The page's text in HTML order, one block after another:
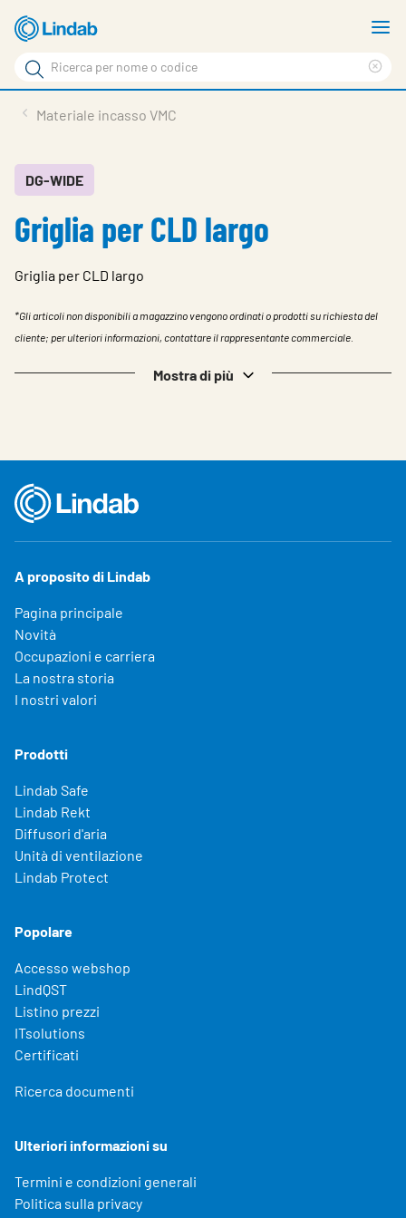
Log
visionare
Cerca
Cerca
Su Lindab
Su Tecnovent
Contatti
Log in
Scegliere la lingua
Materiale incasso VMC
DG-WIDE
Griglia per CLD largo
Griglia per CLD largo
*Gli articoli non disponibili a magazzino vengono ordinati o prodotti su richiesta del
cliente; per ulteriori informazioni, contattare il rappresentante commerciale.
Mostra di più
A proposito di Lindab
Pagina principale
Novità
Occupazioni e carriera
La nostra storia
I nostri valori
Prodotti
Lindab Safe
Lindab Rekt
Diffusori d'aria
Unità di ventilazione
Lindab Protect
Popolare
Accesso webshop
LindQST
Listino prezzi
ITsolutions
Certificati
Ricerca documenti
Ulteriori informazioni su
Termini e condizioni generali
Politica sulla privacy